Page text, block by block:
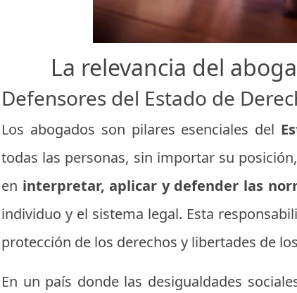
La relevancia del
Defensores del Estado de
Los abogados son pilares esenciales del
todas las personas, sin importar su
en interpretar, aplicar y defender las
individuo y el sistema legal. Esta
protección de los derechos y libertades de
En un país donde las desigualdades